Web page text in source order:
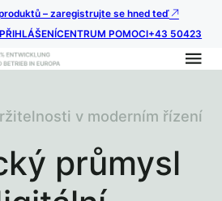
– zaregistrujte se hned teď
PŘIHLÁŠENÍCENTRUM POMOCI+43 50423
průmysl
v moderním řízení